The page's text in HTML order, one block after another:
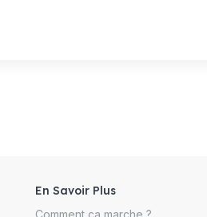
En Savoir Plus
Comment ça marche ?